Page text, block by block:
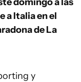
a Italia en el
de La
y